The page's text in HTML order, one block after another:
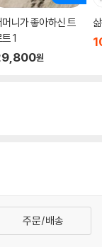
머니가 좋아하신 트
1
원
주문/배송